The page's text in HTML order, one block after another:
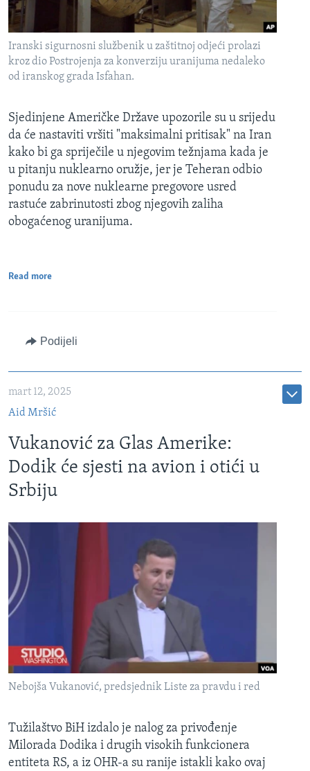
Iranski sigurnosni službenik u zaštitnoj odjeći prolazi
kroz dio Postrojenja za konverziju uranijuma nedaleko
od iranskog grada Isfahan.
Sjedinjene Američke Države upozorile su u srijedu
da će nastaviti vršiti "maksimalni pritisak" na Iran
kako bi ga spriječile u njegovim težnjama kada je
u pitanju nuklearno oružje, jer je Teheran odbio
ponudu za nove nuklearne pregovore usred
rastuće zabrinutosti zbog njegovih zaliha
obogaćenog uranijuma.
Read more
Podijeli
mart 12, 2025
Aid Mršić
Vukanović za Glas Amerike:
Dodik će sjesti na avion i otići u
Srbiju
Nebojša Vukanović, predsjednik Liste za pravdu i red
Tužilaštvo BiH izdalo je nalog za privođenje
Milorada Dodika i drugih visokih funkcionera
entiteta RS, a iz OHR-a su ranije istakli kako ovaj